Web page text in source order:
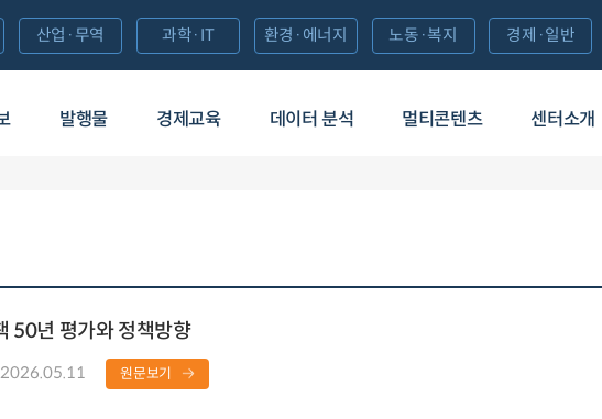
발행물 경제교육 데이터 분석 멀티콘텐츠 센터소개
산업·무역 과학·IT 환경·에너지 노동·복지 경제·일반
50년 평가와 정책방향
2026.05.11 원문보기